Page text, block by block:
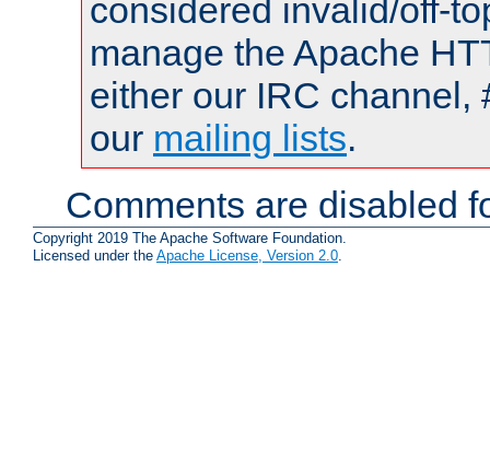
considered invalid/off-
manage the Apache
either our IRC channel,
our mailing lists.
Comments are disabled
Copyright 2019 The Apache Software Foundation.
Licensed under the Apache License, Version 2.0.